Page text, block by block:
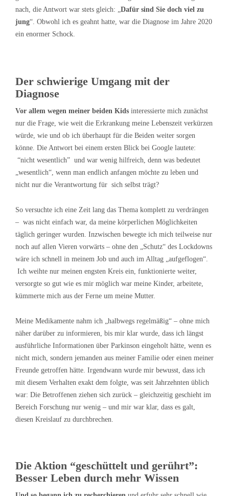
nach, die Antwort war stets gleich: „Dafür sind Sie doch viel zu
jung“. Obwohl ich es geahnt hatte, war die Diagnose im Jahre 2020
ein enormer Schock.
Der schwierige Umgang mit der
Diagnose
Vor allem wegen meiner beiden Kids interessierte mich zunächst
nur die Frage, wie weit die Erkrankung meine Lebenszeit verkürzen
würde, wie und ob ich überhaupt für die Beiden weiter sorgen
könne. Die Antwort bei einem ersten Blick bei Google lautete:
“nicht wesentlich” und war wenig hilfreich, denn was bedeutet
„wesentlich“, wenn man endlich anfangen möchte zu leben und
nicht nur die Verantwortung für sich selbst trägt?
So versuchte ich eine Zeit lang das Thema komplett zu verdrängen
– was nicht einfach war, da meine körperlichen Möglichkeiten
täglich geringer wurden. Inzwischen bewegte ich mich teilweise nur
noch auf allen Vieren vorwärts – ohne den „Schutz“ des Lockdowns
wäre ich schnell in meinem Job und auch im Alltag „aufgeflogen“.
Ich weihte nur meinen engsten Kreis ein, funktionierte weiter,
versorgte so gut wie es mir möglich war meine Kinder, arbeitete,
kümmerte mich aus der Ferne um meine Mutter.
Meine Medikamente nahm ich „halbwegs regelmäßig“ – ohne mich
näher darüber zu informieren, bis mir klar wurde, dass ich längst
ausführliche Informationen über Parkinson eingeholt hätte, wenn es
nicht mich, sondern jemanden aus meiner Familie oder einen meiner
Freunde getroffen hätte. Irgendwann wurde mir bewusst, dass ich
mit diesem Verhalten exakt dem folgte, was seit Jahrzehnten üblich
war: Die Betroffenen ziehen sich zurück – gleichzeitig geschieht im
Bereich Forschung nur wenig – und mir war klar, dass es galt,
diesen Kreislauf zu durchbrechen.
Die Aktion “geschüttelt und gerührt”:
Besser Leben durch mehr Wissen